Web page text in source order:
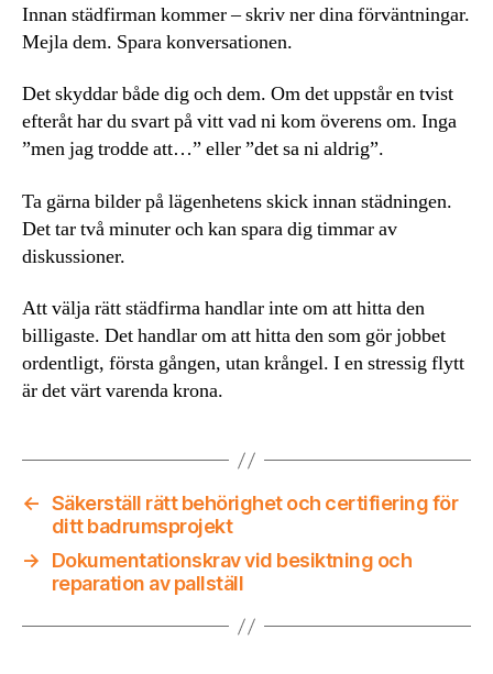
Innan städfirman kommer – skriv ner dina förväntningar.
Mejla dem. Spara konversationen.
Det skyddar både dig och dem. Om det uppstår en tvist
efteråt har du svart på vitt vad ni kom överens om. Inga
”men jag trodde att…” eller ”det sa ni aldrig”.
Ta gärna bilder på lägenhetens skick innan städningen.
Det tar två minuter och kan spara dig timmar av
diskussioner.
Att välja rätt städfirma handlar inte om att hitta den
billigaste. Det handlar om att hitta den som gör jobbet
ordentligt, första gången, utan krångel. I en stressig flytt
är det värt varenda krona.
← Säkerställ rätt behörighet och certifiering för
ditt badrumsprojekt
→
Dokumentationskrav vid besiktning och
reparation av pallställ